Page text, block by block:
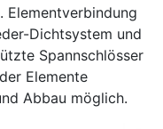
Elementverbindung
Dichtsystem und
Spannschlösser
Elemente
Abbau möglich.